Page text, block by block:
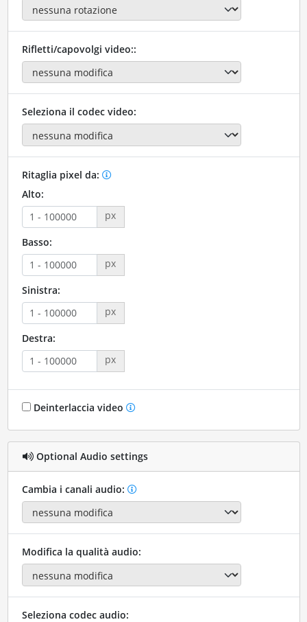
Rifletti/capovolgi video::
Seleziona il codec video:
Ritaglia pixel da:
Alto:
px
Basso:
px
Sinistra:
px
Destra:
px
Deinterlaccia video
Optional Audio settings
Cambia i canali audio:
Modifica la qualità audio:
Seleziona codec audio: